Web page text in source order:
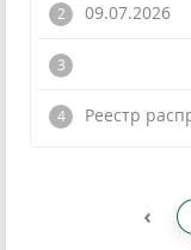
09.07.2026
Реестр
‹